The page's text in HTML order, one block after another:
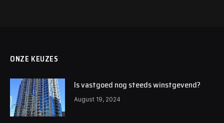
ONZE KEUZES
Is vastgoed nog steeds winstgevend?
August 19, 2024